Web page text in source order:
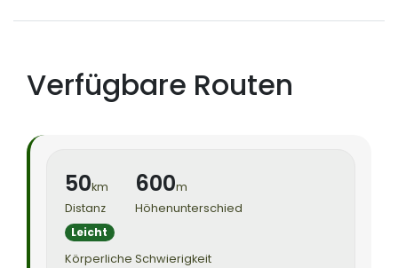
Verfügbare Routen
50km
Distanz
600m
Höhenunterschied
Leicht
Körperliche Schwierigkeit